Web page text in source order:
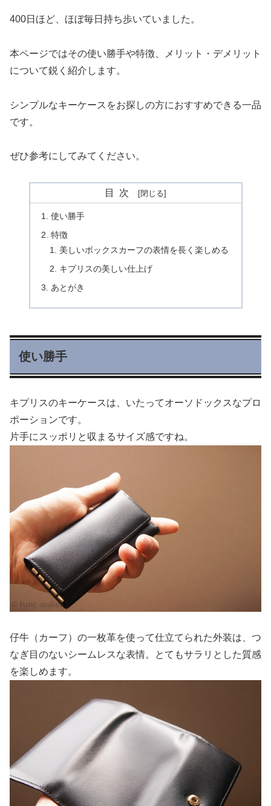
400日ほど、ほぼ毎日持ち歩いていました。
本ページではその使い勝手や特徴、メリット・デメリット
について鋭く紹介します。
シンプルなキーケースをお探しの方におすすめできる一品
です。
ぜひ参考にしてみてください。
目次
使い勝手
特徴
美しいボックスカーフの表情を長く楽しめる
キプリスの美しい仕上げ
あとがき
使い勝手
キプリスのキーケースは、いたってオーソドックスなプロ
ポーションです。
片手にスッポリと収まるサイズ感ですね。
仔牛（カーフ）の一枚革を使って仕立てられた外装は、つ
なぎ目のないシームレスな表情。とてもサラリとした質感
を楽しめます。